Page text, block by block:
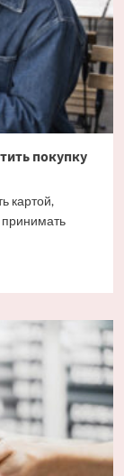
покупку
картой,